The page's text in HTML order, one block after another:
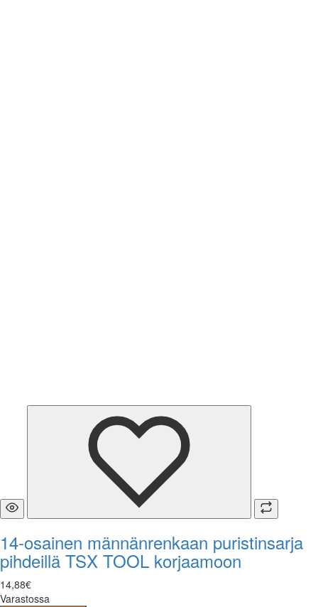
14-osainen männänrenkaan puristinsarja
pihdeillä TSX TOOL korjaamoon
14,88€
Varastossa